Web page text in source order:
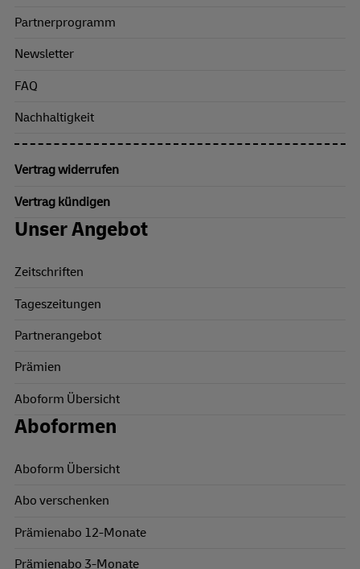
Partnerprogramm
Newsletter
FAQ
Nachhaltigkeit
Vertrag widerrufen
Vertrag kündigen
Unser Angebot
Zeitschriften
Tageszeitungen
Partnerangebot
Prämien
Aboform Übersicht
Aboformen
Aboform Übersicht
Abo verschenken
Prämienabo 12-Monate
Prämienabo 3-Monate